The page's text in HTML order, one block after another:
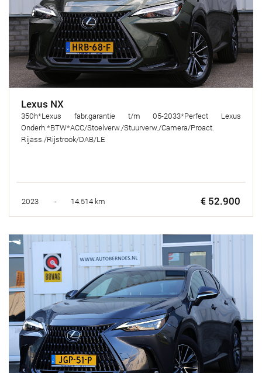
Lexus NX
350h*Lexus fabr.garantie t/m 05-2033*Perfect Lexus
Onderh.*BTW*ACC/Stoelverw./Stuurverw./Camera/Proact.
Rijass./Rijstrook/DAB/LE
2023 - 14.514 km € 52.900